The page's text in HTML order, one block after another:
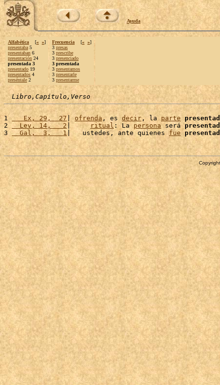
Ayuda
Alfabética [« »]
presentaba 5
presentaban 6
presentación 24
presentada 3
presentado 19
presentados 4
preséntale 2
Frecuencia [« »]
3 presas
3 prescribe
3 presenciado
3 presentada
3 presentamos
3 presentarle
3 presentarme
Libro,Capítulo,Verso
1
   Ex, 29,  27
| ofrenda, es decir , la parte
2
  Lev, 14,   2
| ritual : La persona será
3
  Gal,  3,   1
|   ustedes, ante quienes fue